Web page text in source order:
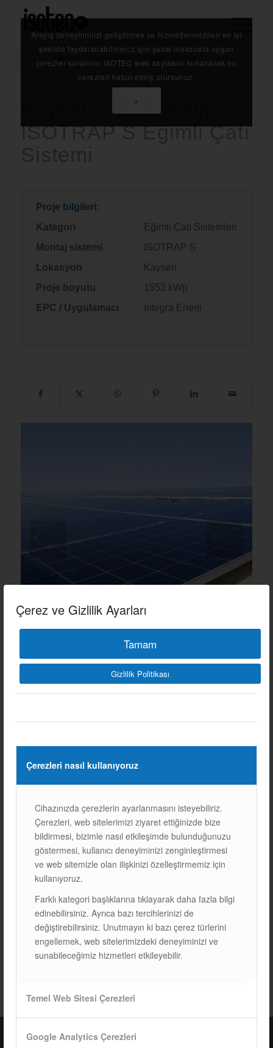
Çerez ve Gizlilik Ayarları
Tamam
Gizlilik Politikası
Çerezleri nasıl kullanıyoruz
Cihazınızda çerezlerin ayarlanmasını isteyebiliriz.
Çerezleri, web sitelerimizi ziyaret ettiğinizde bize
bildirmesi, bizimle nasıl etkileşimde bulunduğunuzu
göstermesi, kullanıcı deneyiminizi zenginleştirmesi
ve web sitemizle olan ilişkinizi özelleştirmemiz için
kullanıyoruz.
Farklı kategori başlıklarına tıklayarak daha fazla bilgi
edinebilirsiniz. Ayrıca bazı tercihlerinizi de
değiştirebilirsiniz. Unutmayın ki bazı çerez türlerini
engellemek, web sitelerimizdeki deneyiminizi ve
sunabileceğimiz hizmetleri etkileyebilir.
Temel Web Sitesi Çerezleri
Google Analytics Çerezleri
Anasayfa / Referanslarımız /
Kayseri / 1553 kWp ISOTRAP S Eğimli Çatı Sistemi
Kayseri / 1553 kWp
ISOTRAP S Eğimli Çatı
Proje bilgileri:
Kategori
Eğimli Çatı Sistemleri
Montaj sistemi
ISOTRAP S
Lokasyon
Kayseri
Proje boyutu
1553 kWp
EPC / Uygulamacı
İntegra Enerji
Sonraki
Sonraki
Arayış deneyiminizi geliştirmek ve hizmetlerimizden en iyi
şekilde faydalanabilmeniz için yasal mevzuata uygun
çerezler kullanılır. ISOTEC web sayfasını kullanarak bu
çerezleri kabul etmiş olursunuz.
×